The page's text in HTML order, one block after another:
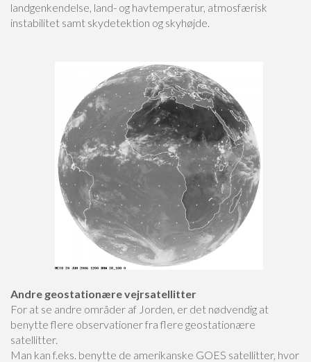
landgenkendelse, land- og havtemperatur, atmosfærisk
instabilitet samt skydetektion og skyhøjde.
Andre geostationære vejrsatellitter
For at se andre områder af Jorden, er det nødvendig at
benytte flere observationer fra flere geostationære
satellitter.
Man kan f.eks. benytte de amerikanske GOES satellitter, hvor